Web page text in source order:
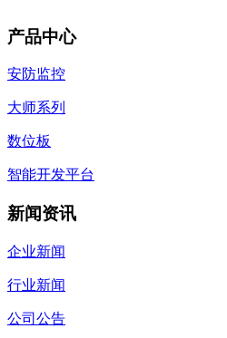
产品中心
安防监控
大师系列
数位板
智能开发平台
新闻资讯
企业新闻
行业新闻
公司公告